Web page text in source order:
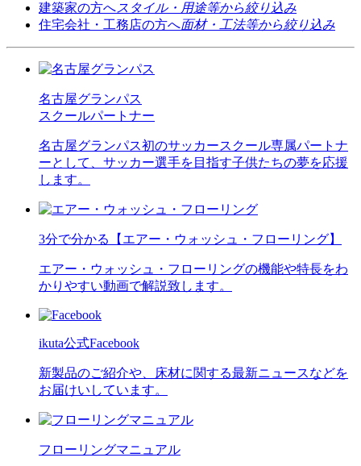
建築家の方へ スタイル・用途等から絞り込み
住宅会社・工務店の方へ面材・工法等から絞り込み
名古屋グランパス
スクールパートナー
名古屋グランパス初のサッカースクール専属パートナ
ーとして、サッカー選手を目指す子供たちの夢を応援
します。
3分で分かる【エアー・ウォッシュ・フローリング】
エアー・ウォッシュ・フローリングの機能や特長をわ
かりやすい動画で解説致します。
ikuta公式Facebook
新製品のご紹介や、床材に関する最新ニュースなどを
お届けいしています。
フローリングマニュアル